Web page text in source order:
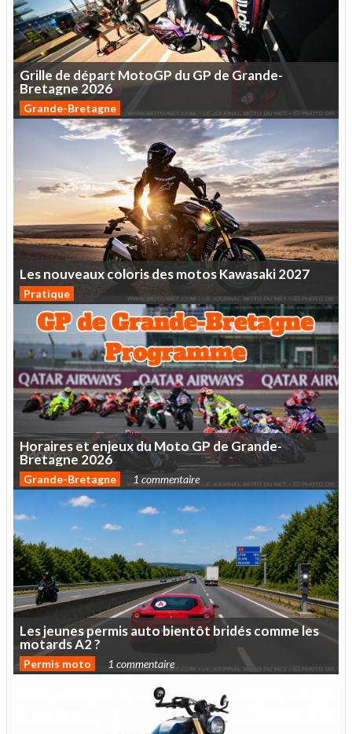
Grille de départ MotoGP duGPdeGrande-
Bretagne 2026
Grande-Bretagne
LesnouveauxcolorisdesmotosKawasaki2027
Pratique
HorairesetenjeuxduMotoGPdeGrande-
Bretagne 2026
Grande-Bretagne 1 commentaire
Lesjeunespermisautobientôt bridéscommeles
motardsA2?
Permis moto 1 commentaire